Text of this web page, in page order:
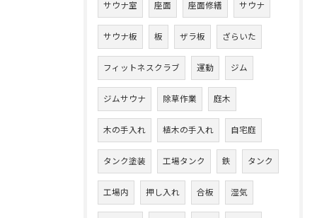
サウナ室 座面 座面修繕 サウナ
サウナ板 板 ザラ板 ざらいた
フィットネスクラブ 運動 ジム
ジムサウナ 除草作業 庭木
木の手入れ 植木の手入れ 自宅庭
タンク塗装 工場タンク 鉄 タンク
工場内 押し入れ 合板 湿気